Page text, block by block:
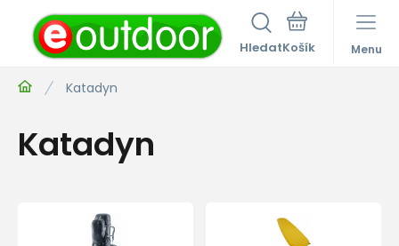
Hledat Menu
Katadyn
Katadyn